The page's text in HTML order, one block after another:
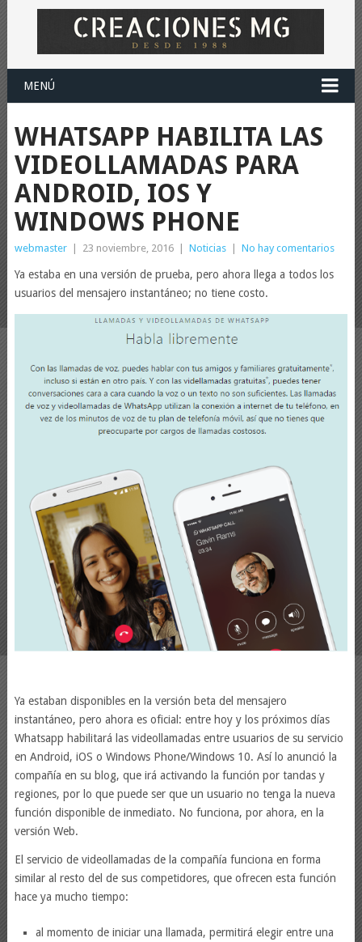
MENÚ
WHATSAPP HABILITA LAS
VIDEOLLAMADAS PARA
ANDROID, IOS Y
WINDOWS PHONE
webmaster 23 noviembre, 2016 Noticias No hay comentarios
Ya estaba en una versión de prueba, pero ahora llega a todos los
usuarios del mensajero instantáneo; no tiene costo.
Ya estaban disponibles en la versión beta del mensajero
instantáneo, pero ahora es oficial: entre hoy y los próximos días
Whatsapp habilitará las videollamadas entre usuarios de su servicio
en Android, iOS o Windows Phone/Windows 10. Así lo anunció la
compañía en su blog, que irá activando la función por tandas y
regiones, por lo que puede ser que un usuario no tenga la nueva
función disponible de inmediato. No funciona, por ahora, en la
versión Web.
El servicio de videollamadas de la compañía funciona en forma
similar al resto del de sus competidores, que ofrecen esta función
hace ya mucho tiempo:
al momento de iniciar una llamada, permitirá elegir entre una